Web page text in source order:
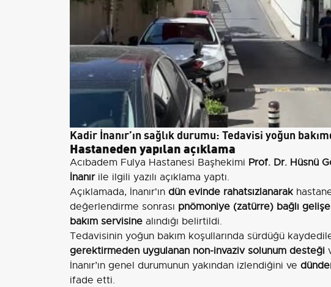
Kadir İnanır’ın sağlık durumu: Tedavisi yoğun
Hastaneden yapılan açıklama
Acıbadem Fulya Hastanesi Başhekimi Prof. Dr. Hüsnü
İnanırile ilgili yazılı açıklama yaptı.
Açıklamada, İnanır'ın dün evinde rahatsızlanarak
değerlendirme sonrası pnömoniye (zatürre) bağlı gelişen
bakım servisine alındığı belirtildi.
Tedavisinin yoğun bakım koşullarında sürdüğü
gerektirmeden uygulanan non-invaziv solunum desteği
İnanır’ın genel durumunun yakından izlendiğini ve
ifade etti.